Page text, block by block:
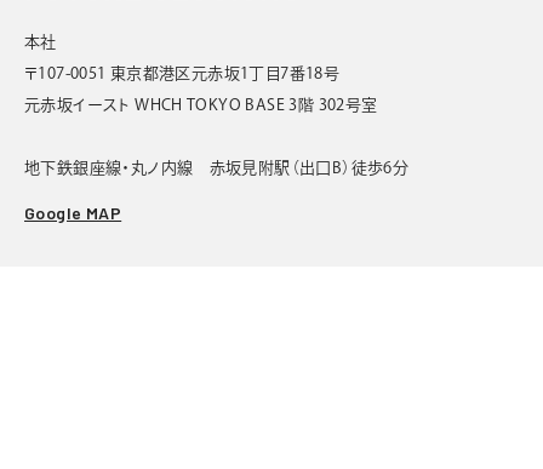
本社
〒107-0051 東京都港区元赤坂1丁目7番18号
元赤坂イースト WHCH TOKYO BASE 3階 302号室
地下鉄銀座線・丸ノ内線 赤坂見附駅（出口B）徒歩6分
Google MAP